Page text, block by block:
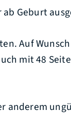
ab Geburt
Auf
mit 48
anderem